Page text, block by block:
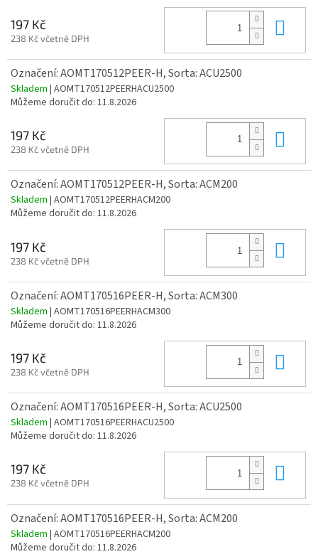
197 Kč
238 Kč včetně DPH
Označení: AOMT170512PEER-H, Sorta: ACU2500
Skladem | AOMT170512PEERHACU2500
Můžeme doručit do: 11.8.2026
197 Kč
238 Kč včetně DPH
Označení: AOMT170512PEER-H, Sorta: ACM200
Skladem | AOMT170512PEERHACM200
Můžeme doručit do: 11.8.2026
197 Kč
238 Kč včetně DPH
Označení: AOMT170516PEER-H, Sorta: ACM300
Skladem | AOMT170516PEERHACM300
Můžeme doručit do: 11.8.2026
197 Kč
238 Kč včetně DPH
Označení: AOMT170516PEER-H, Sorta: ACU2500
Skladem | AOMT170516PEERHACU2500
Můžeme doručit do: 11.8.2026
197 Kč
238 Kč včetně DPH
Označení: AOMT170516PEER-H, Sorta: ACM200
Skladem | AOMT170516PEERHACM200
Můžeme doručit do: 11.8.2026